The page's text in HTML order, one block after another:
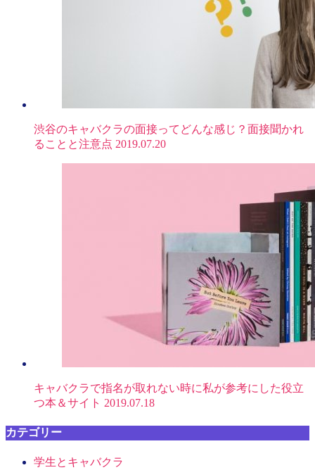
渋谷のキャバクラの面接ってどんな感じ？面接聞かれ
ることと注意点 2019.07.20
キャバクラで指名が取れない時に私が参考にした役立
つ本＆サイト 2019.07.18
カテゴリー
学生とキャバクラ